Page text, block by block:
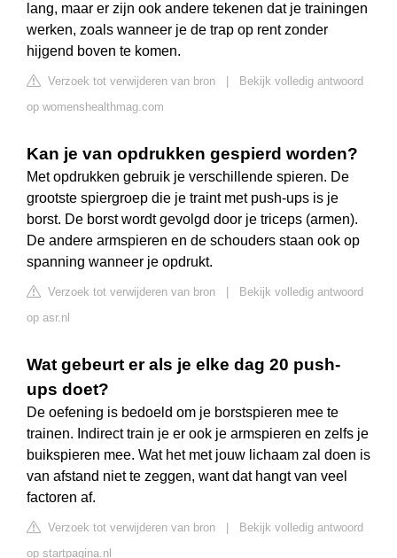
lang, maar er zijn ook andere tekenen dat je trainingen
werken, zoals wanneer je de trap op rent zonder
hijgend boven te komen.
Verzoek tot verwijderen van bron
Bekijk volledig antwoord
op womenshealthmag.com
Kan je van opdrukken gespierd worden?
Met opdrukken gebruik je verschillende spieren. De
grootste spiergroep die je traint met push-ups is je
borst. De borst wordt gevolgd door je triceps (armen).
De andere armspieren en de schouders staan ook op
spanning wanneer je opdrukt.
Verzoek tot verwijderen van bron
Bekijk volledig antwoord
op asr.nl
Wat gebeurt er als je elke dag 20 push-
ups doet?
De oefening is bedoeld om je borstspieren mee te
trainen. Indirect train je er ook je armspieren en zelfs je
buikspieren mee. Wat het met jouw lichaam zal doen is
van afstand niet te zeggen, want dat hangt van veel
factoren af.
Verzoek tot verwijderen van bron
Bekijk volledig antwoord
op startpagina.nl